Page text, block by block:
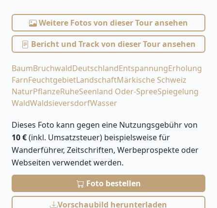
Weitere Fotos von dieser Tour ansehen
Bericht und Track von dieser Tour ansehen
BaumBruchwaldDeutschlandEntspannungErholung
FarnFeuchtgebietLandschaftMärkische Schweiz
NaturPflanzeRuheSeenland Oder-SpreeSpiegelung
WaldWaldsieversdorfWasser
Dieses Foto kann gegen eine Nutzungsgebühr von
10 €(inkl. Umsatzsteuer) beispielsweise für
Wanderführer, Zeitschriften, Werbeprospekte oder
Webseiten verwendet werden.
Foto bestellen
Vorschaubild herunterladen